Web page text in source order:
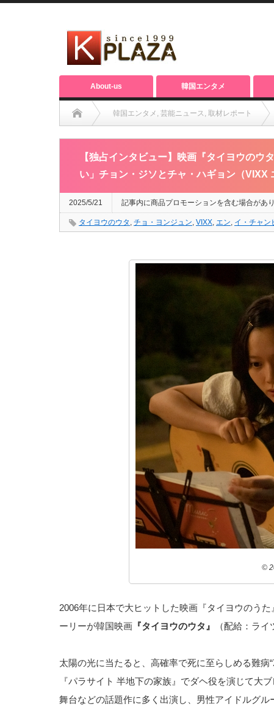
About-us 韓国エンタメ
韓国エンタメ , 芸能ニュース, 取材レポート
【独占インタビュー】映画『タイヨウのウタ』チョ・ヨン
ン）二人の魅力について語る！
【独占インタビュー】映画『タイヨウの
い」チョン・ジソとチャ・ハギョン（VIXX
2025/5/21 記事内に商品プロモーションを含む場合があ
タイヨウのウタ , チョ・ヨンジュン, VIXX, エン, イ・チャン
©️
2006年に日本で大ヒットした映画『タイヨウのう
ーリーが韓国映画 『タイヨウのウタ』 （配給：ラ
太陽の光に当たると、高確率で死に至らしめる難
『パラサイト 半地下の家族』でダヘ役を演じて大
舞台などの話題作に多く出演し、男性アイドルグ